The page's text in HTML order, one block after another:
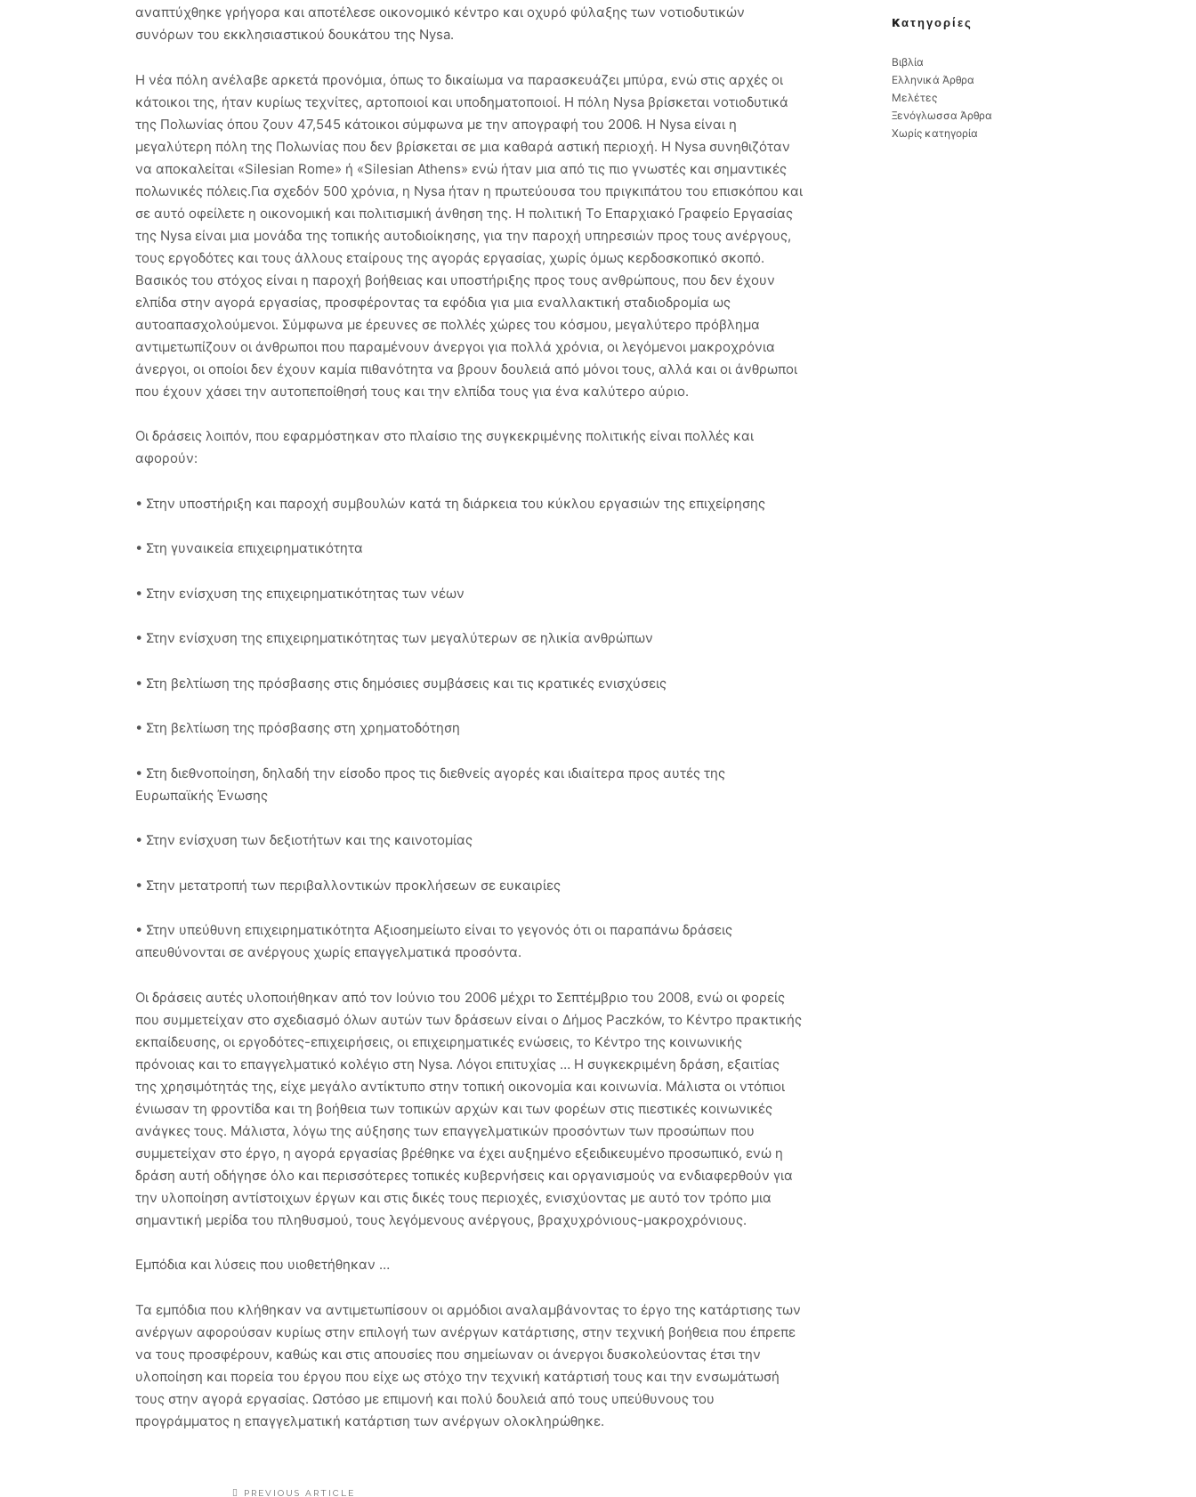
αναπτύχθηκε γρήγορα και αποτέλεσε οικονομικό κέντρο και οχυρό φύλαξης των νοτιοδυτικών
συνόρων του εκκλησιαστικού δουκάτου της Nysa.
Η νέα πόλη ανέλαβε αρκετά προνόμια, όπως το δικαίωμα να παρασκευάζει μπύρα, ενώ στις αρχές οι
κάτοικοι της, ήταν κυρίως τεχνίτες, αρτοποιοί και υποδηματοποιοί. Η πόλη Nysa βρίσκεται νοτιοδυτικά
της Πολωνίας όπου ζουν 47,545 κάτοικοι σύμφωνα με την απογραφή του 2006. Η Nysa είναι η
μεγαλύτερη πόλη της Πολωνίας που δεν βρίσκεται σε μια καθαρά αστική περιοχή. Η Nysa συνηθιζόταν
να αποκαλείται «Silesian Rome» ή «Silesian Athens» ενώ ήταν μια από τις πιο γνωστές και σημαντικές
πολωνικές πόλεις.Για σχεδόν 500 χρόνια, η Nysa ήταν η πρωτεύουσα του πριγκιπάτου του επισκόπου και
σε αυτό οφείλετε η οικονομική και πολιτισμική άνθηση της. Η πολιτική Το Επαρχιακό Γραφείο Εργασίας
της Nysa είναι μια μονάδα της τοπικής αυτοδιοίκησης, για την παροχή υπηρεσιών προς τους ανέργους,
τους εργοδότες και τους άλλους εταίρους της αγοράς εργασίας, χωρίς όμως κερδοσκοπικό σκοπό.
Βασικός του στόχος είναι η παροχή βοήθειας και υποστήριξης προς τους ανθρώπους, που δεν έχουν
ελπίδα στην αγορά εργασίας, προσφέροντας τα εφόδια για μια εναλλακτική σταδιοδρομία ως
αυτοαπασχολούμενοι. Σύμφωνα με έρευνες σε πολλές χώρες του κόσμου, μεγαλύτερο πρόβλημα
αντιμετωπίζουν οι άνθρωποι που παραμένουν άνεργοι για πολλά χρόνια, οι λεγόμενοι μακροχρόνια
άνεργοι, οι οποίοι δεν έχουν καμία πιθανότητα να βρουν δουλειά από μόνοι τους, αλλά και οι άνθρωποι
που έχουν χάσει την αυτοπεποίθησή τους και την ελπίδα τους για ένα καλύτερο αύριο.
Οι δράσεις λοιπόν, που εφαρμόστηκαν στο πλαίσιο της συγκεκριμένης πολιτικής είναι πολλές και
αφορούν:
• Στην υποστήριξη και παροχή συμβουλών κατά τη διάρκεια του κύκλου εργασιών της επιχείρησης
• Στη γυναικεία επιχειρηματικότητα
• Στην ενίσχυση της επιχειρηματικότητας των νέων
• Στην ενίσχυση της επιχειρηματικότητας των μεγαλύτερων σε ηλικία ανθρώπων
• Στη βελτίωση της πρόσβασης στις δημόσιες συμβάσεις και τις κρατικές ενισχύσεις
• Στη βελτίωση της πρόσβασης στη χρηματοδότηση
• Στη διεθνοποίηση, δηλαδή την είσοδο προς τις διεθνείς αγορές και ιδιαίτερα προς αυτές της
Ευρωπαϊκής Ένωσης
• Στην ενίσχυση των δεξιοτήτων και της καινοτομίας
• Στην μετατροπή των περιβαλλοντικών προκλήσεων σε ευκαιρίες
• Στην υπεύθυνη επιχειρηματικότητα Αξιοσημείωτο είναι το γεγονός ότι οι παραπάνω δράσεις
απευθύνονται σε ανέργους χωρίς επαγγελματικά προσόντα.
Οι δράσεις αυτές υλοποιήθηκαν από τον Ιούνιο του 2006 μέχρι το Σεπτέμβριο του 2008, ενώ οι φορείς
που συμμετείχαν στο σχεδιασμό όλων αυτών των δράσεων είναι ο Δήμος Paczków, το Κέντρο πρακτικής
εκπαίδευσης, οι εργοδότες-επιχειρήσεις, οι επιχειρηματικές ενώσεις, το Κέντρο της κοινωνικής
πρόνοιας και το επαγγελματικό κολέγιο στη Nysa. Λόγοι επιτυχίας … Η συγκεκριμένη δράση, εξαιτίας
της χρησιμότητάς της, είχε μεγάλο αντίκτυπο στην τοπική οικονομία και κοινωνία. Μάλιστα οι ντόπιοι
ένιωσαν τη φροντίδα και τη βοήθεια των τοπικών αρχών και των φορέων στις πιεστικές κοινωνικές
ανάγκες τους. Μάλιστα, λόγω της αύξησης των επαγγελματικών προσόντων των προσώπων που
συμμετείχαν στο έργο, η αγορά εργασίας βρέθηκε να έχει αυξημένο εξειδικευμένο προσωπικό, ενώ η
δράση αυτή οδήγησε όλο και περισσότερες τοπικές κυβερνήσεις και οργανισμούς να ενδιαφερθούν για
την υλοποίηση αντίστοιχων έργων και στις δικές τους περιοχές, ενισχύοντας με αυτό τον τρόπο μια
σημαντική μερίδα του πληθυσμού, τους λεγόμενους ανέργους, βραχυχρόνιους-μακροχρόνιους.
Εμπόδια και λύσεις που υιοθετήθηκαν …
Τα εμπόδια που κλήθηκαν να αντιμετωπίσουν οι αρμόδιοι αναλαμβάνοντας το έργο της κατάρτισης των
ανέργων αφορούσαν κυρίως στην επιλογή των ανέργων κατάρτισης, στην τεχνική βοήθεια που έπρεπε
να τους προσφέρουν, καθώς και στις απουσίες που σημείωναν οι άνεργοι δυσκολεύοντας έτσι την
υλοποίηση και πορεία του έργου που είχε ως στόχο την τεχνική κατάρτισή τους και την ενσωμάτωσή
τους στην αγορά εργασίας. Ωστόσο με επιμονή και πολύ δουλειά από τους υπεύθυνους του
προγράμματος η επαγγελματική κατάρτιση των ανέργων ολοκληρώθηκε.
PREVIOUS ARTICLE
Kατηγορίες
Βιβλία
Ελληνικά Άρθρα
Μελέτες
Ξενόγλωσσα Άρθρα
Χωρίς κατηγορία